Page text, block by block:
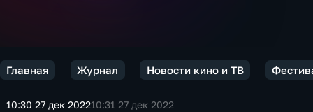
Главная Журнал Новости кино и ТВ
10:30 27 дек 202210:31 27 дек 2022